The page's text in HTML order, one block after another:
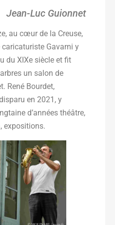
Jean-Luc Guionnet
au cœur de la Creuse,
Gavarni y
du XIXe siècle et fit
un salon de
René Bourdet,
en 2021, y
d’années théâtre,
expositions.